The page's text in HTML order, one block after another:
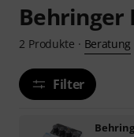
Behringer
2 Produkte · Beratung
Filter